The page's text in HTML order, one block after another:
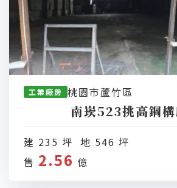
工業廠房 桃園市蘆竹區
南崁523挑高鋼
建 235 坪 地 546 坪
售 2.56 億